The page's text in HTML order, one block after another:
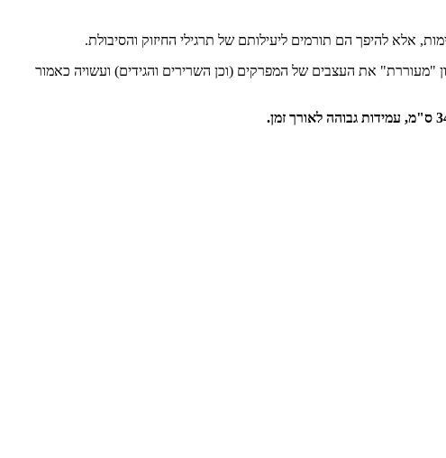
אלא להיפך הם תורמים ליעילותם של תרגילי החיזוק והסיבולת.
"מעוררת" את העצבים של המפרקים (וכן השרירים והגידים) ועשויה כאמור